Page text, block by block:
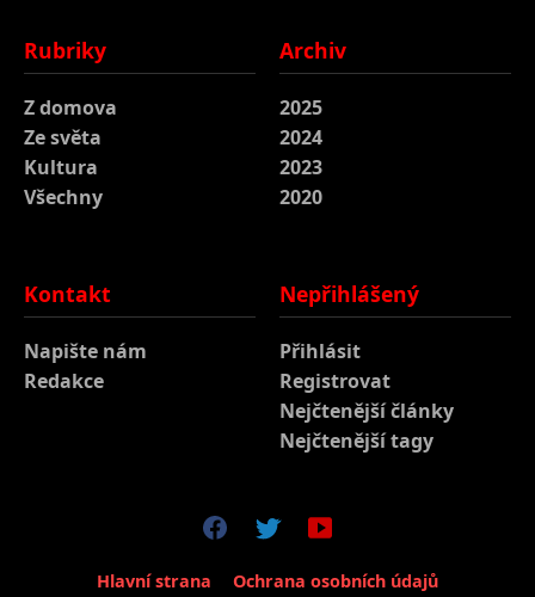
Rubriky
Z domova
Ze světa
Kultura
Všechny
Archiv
2025
2024
2023
2020
Kontakt
Napište nám
Redakce
Nepřihlášený
Přihlásit
Registrovat
Nejčtenější články
Nejčtenější tagy
Hlavní strana Ochrana osobních údajů